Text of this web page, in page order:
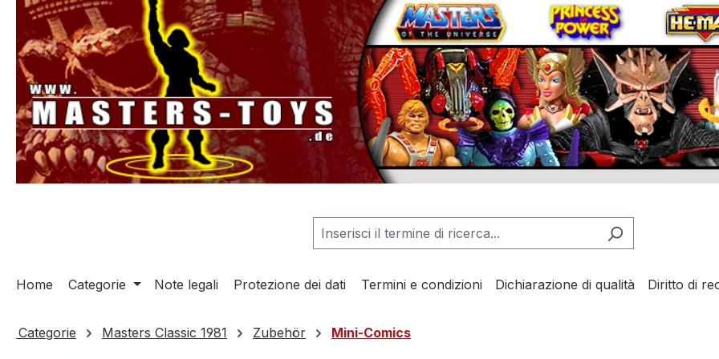
Passa alla navigazione principale
Home Categorie Note legali Protezione dei dati Termini e condizioni Dichiarazione di qualità Diritto di
Categorie Masters Classic 1981 Zubehör Mini-Comics